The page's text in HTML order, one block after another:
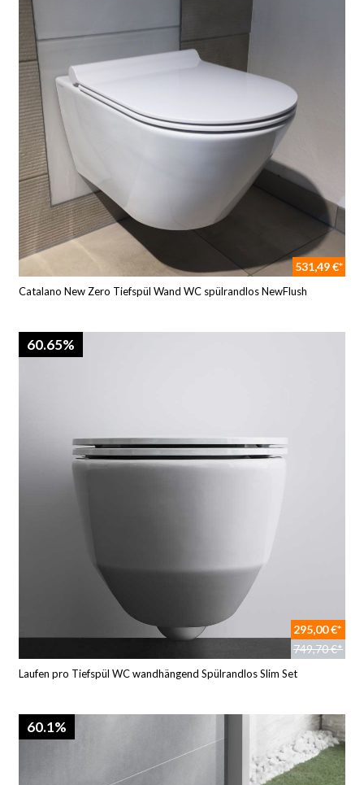
531,49 €*
Catalano New Zero Tiefspül Wand WC spülrandlos NewFlush
60.65%
295,00 €*
749,70 €*
Laufen pro Tiefspül WC wandhängend Spülrandlos Slim Set
60.1%